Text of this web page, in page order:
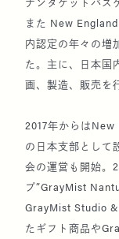
タケ
催。
「日
クル
ン）
また New
内認定の年々の増
た。主に、日本国
画、製造、販売を
2017年からは
の日本支部として
会の運営も開始。
プ”GrayMist
GrayMist Studio &
たギフト商品や